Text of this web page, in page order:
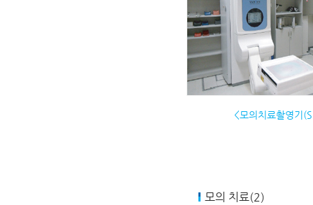
<모의치료촬영기
모의 치료(2)